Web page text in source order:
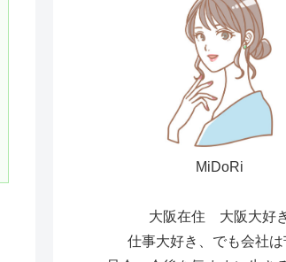
MiDoRi
大阪在住 大阪大好
仕事大好き、でも会社